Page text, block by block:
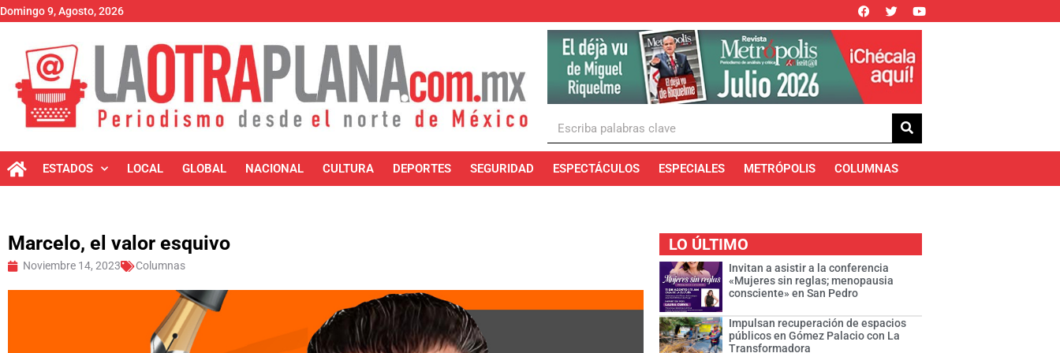
Domingo 9, Agosto, 2026
ESTADOS LOCAL GLOBAL NACIONAL CULTURA DEPORTES SEGURIDAD ESPECTÁCULOS ESPECIALES METRÓPOLIS COLUMNAS
Marcelo, el valor esquivo
Noviembre 14, 2023 Columnas
LO ÚLTIMO
Invitan a asistir a la conferencia
«Mujeres sin reglas; menopausia
consciente» en San Pedro
Impulsan recuperación de espacios
públicos en Gómez Palacio con La
Transformadora